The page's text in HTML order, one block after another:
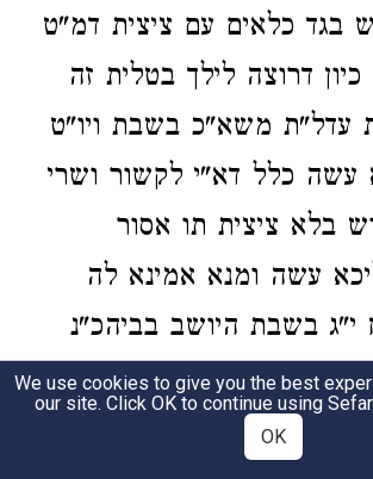
בגד כלאים עם ציצית דמ"ט
דרוצה לילך בטלית זה
עדל"ת משא"כ בשבת ויו"ט
עשה כלל דא"י לקשור ושרי
בלא ציצית תו אסור
עשה ומנא אמינא לה
בשבת היושב בביהכ"נ
טלית בלא ציצית והוא
אסרה תורה ללבוש בלא
We use cookies to give you the best
our site. Click OK to continue using
OK